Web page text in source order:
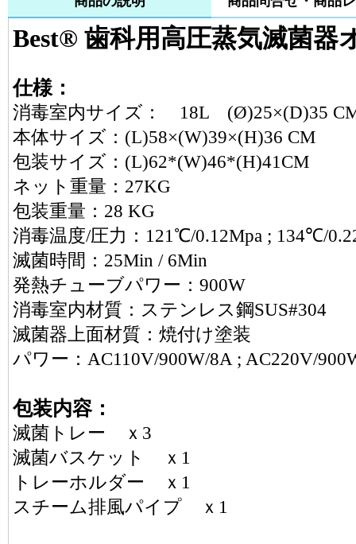
Best® 歯科用高圧蒸気滅菌器
仕様：
消毒室内サイズ： 18L (Ø)25×(D)35
本体サイズ：(L)58×(W)39×(H)36 CM
包装サイズ：(L)62*(W)46*(H)41CM
ネット重量：27KG
包装重量：28 KG
消毒温度/圧力：121℃/0.12Mpa ; 134℃/
滅菌時間：25Min / 6Min
発熱チューブパワー：900W
消毒室内材質：ステンレス鋼SUS#304
滅菌器上面材質：焼付け塗装
パワー：AC110V/900W/8A ; AC220V/
包装内容：
滅菌トレー ｘ3
滅菌バスケット ｘ1
トレーホルダー ｘ1
スチーム排風パイプ ｘ1